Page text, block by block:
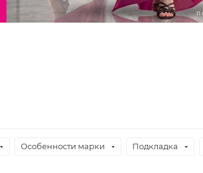
Особенности марки Подкладка